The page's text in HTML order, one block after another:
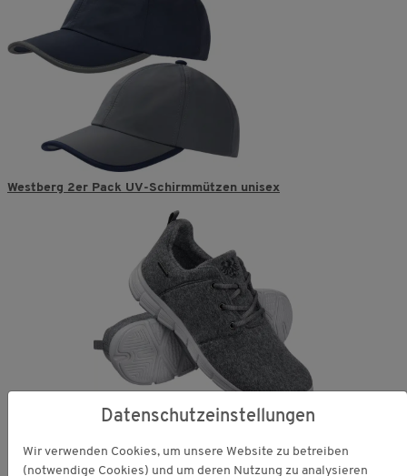
Westberg 2er Pack UV-Schirmmützen unisex
Tiroler Loden Merino-Sneaker
Datenschutzeinstellungen
Wir verwenden Cookies, um unsere Website zu betreiben
(notwendige Cookies) und um deren Nutzung zu analysieren